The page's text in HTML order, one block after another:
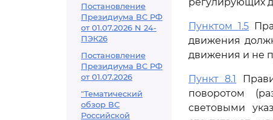
Постановление
Президиума ВС РФ
от 01.07.2026 N 24-
ПЭК26
Постановление
Президиума ВС РФ
от 01.07.2026
"Тематический
обзор ВС
Российской
Пунктом 1.5
движения
движения и не
Пункт 8.1
поворотом
световыми